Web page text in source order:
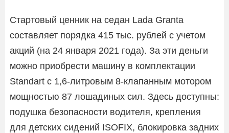
Стартовый ценник на седан Lada Granta
составляет порядка 415 тыс. рублей с учетом
акций (на 24 января 2021 года). За эти деньги
можно приобрести машину в комплектации
Standart с 1,6-литровым 8-клапанным мотором
мощностью 87 лошадиных сил. Здесь доступны:
подушка безопасности водителя, крепления
для детских сидений ISOFIX, блокировка задних